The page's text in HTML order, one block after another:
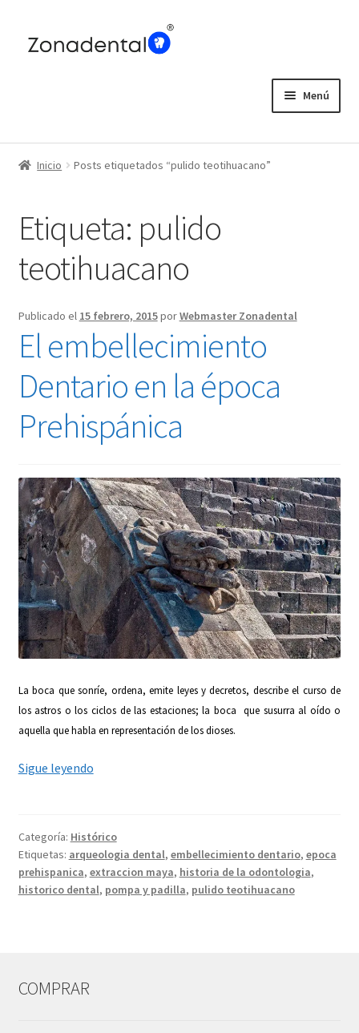
Menú
Inicio Posts etiquetados “pulido teotihuacano”
Etiqueta: pulido
teotihuacano
Publicado el 15 febrero, 2015porWebmaster Zonadental
El embellecimiento
Dentario en la época
Prehispánica
La boca que sonríe, ordena, emite leyes y decretos, describe el curso de
los astros o los ciclos de las estaciones; la boca que susurra al oído o
aquella que habla en representación de los dioses.
Sigue leyendoEl
la
época
Prehispánica
Categoría: Histórico
Etiquetas: arqueologia dental, embellecimiento dentario, epoca
prehispanica, extraccion maya, historia de la odontologia,
historico dental, pompa y padilla, pulido teotihuacano
COMPRAR